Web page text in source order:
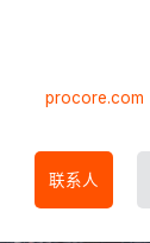
procore.com
联系人